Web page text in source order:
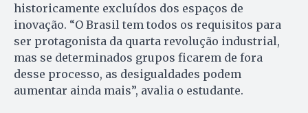
historicamente excluídos dos espaços de
inovação. “O Brasil tem todos os requisitos para
ser protagonista da quarta revolução industrial,
mas se determinados grupos ficarem de fora
desse processo, as desigualdades podem
aumentar ainda mais”, avalia o estudante.